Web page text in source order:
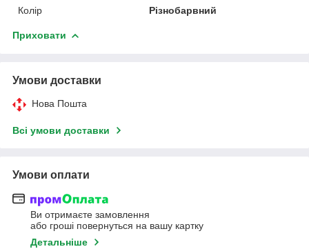
Колір
Різнобарвний
Приховати
Умови доставки
Нова Пошта
Всі умови доставки
Умови оплати
Ви отримаєте замовлення
або гроші повернуться на вашу картку
Детальніше